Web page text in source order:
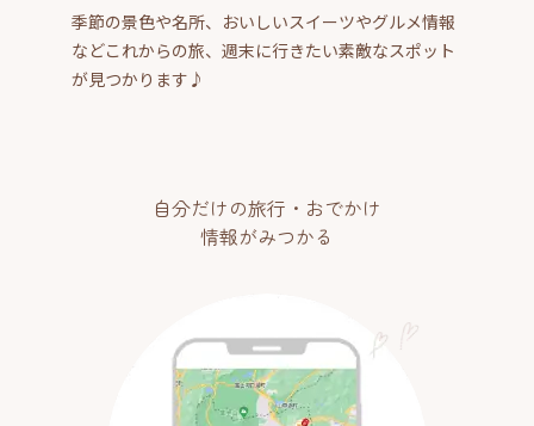
季節の景色や名所、おいしいスイーツやグルメ情報
などこれからの旅、週末に行きたい素敵なスポット
が見つかります♪
自分だけの旅行・おでかけ
情報がみつかる